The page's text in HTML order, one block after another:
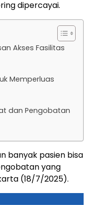
dipercayai.
Akses Fasilitas
Memperluas
dan Pengobatan
banyak pasien bisa
yang
(18/7/2025).